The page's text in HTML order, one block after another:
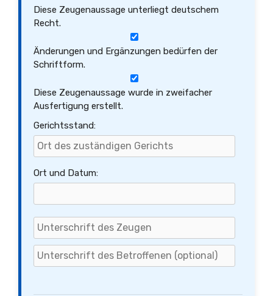
Diese Zeugenaussage unterliegt deutschem
Recht.
Änderungen und Ergänzungen bedürfen der
Schriftform.
Diese Zeugenaussage wurde in zweifacher
Ausfertigung erstellt.
Gerichtsstand:
Ort und Datum: